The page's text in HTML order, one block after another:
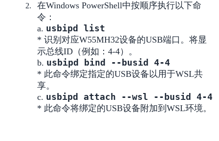
在Windows PowerShell中按顺序执行以下命
令：
a. usbipd list
* 识别对应W55MH32设备的USB端口。将显
示总线ID（例如：4-4）。
b. usbipd bind --busid 4-4
* 此命令绑定指定的USB设备以用于WSL共
享。
c. usbipd attach --wsl --busid 4-4
* 此命令将绑定的USB设备附加到WSL环境。